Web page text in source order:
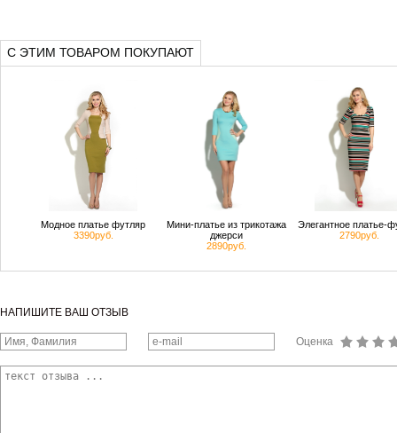
С ЭТИМ ТОВАРОМ ПОКУПАЮТ
Модное платье футляр
3390руб.
Мини-платье из трикотажа
джерси
2890руб.
Элегантное платье-
2790руб.
НАПИШИТЕ ВАШ ОТЗЫВ
Оценка